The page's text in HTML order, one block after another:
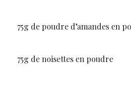
75g de poudre d’amandes en
75g de noisettes en poudre